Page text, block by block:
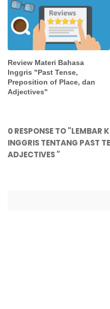
Review Materi Bahasa
Inggris "Past Tense,
Preposition of Place, dan
Adjectives"
0 RESPONSE TO "LEMBAR
INGGRIS TENTANG PAST
ADJECTIVES "